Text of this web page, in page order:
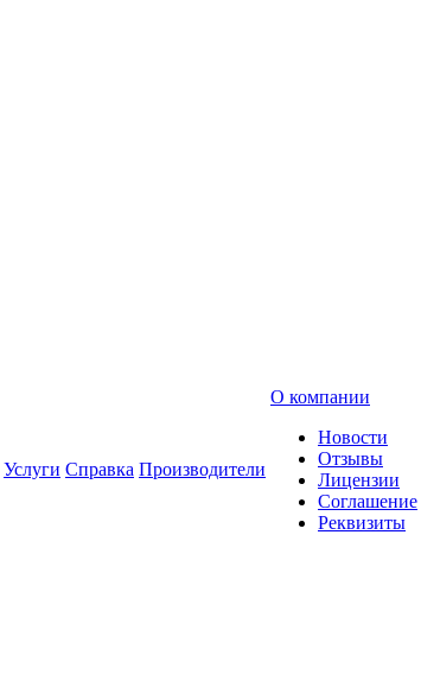
Услуги Справка Производители
О компании
Новости
Отзывы
Лицензии
Соглашение
Реквизиты